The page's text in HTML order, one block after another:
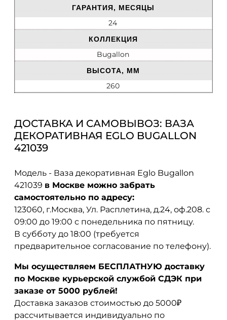
ГАРАНТИЯ, МЕСЯЦЫ
24
КОЛЛЕКЦИЯ
Bugallon
ВЫСОТА, ММ
260
ДОСТАВКА И САМОВЫВОЗ: ВАЗА
ДЕКОРАТИВНАЯ EGLO BUGALLON
421039
Модель - Ваза декоративная Eglo Bugallon
421039 в Москве можно забрать
самостоятельно по адресу:
123060, г.Москва, Ул. Расплетина, д.24, оф.208. с
09:00 до 19:00 с понедельника по пятницу.
В субботу до 18:00 (требуется
предварительное согласование по телефону).
Мы осуществляем БЕСПЛАТНУЮ доставку
по Москве курьерской службой СДЭК при
заказе от 5000 рублей!
Доставка заказов стоимостью до 5000₽
рассчитывается индивидуально по